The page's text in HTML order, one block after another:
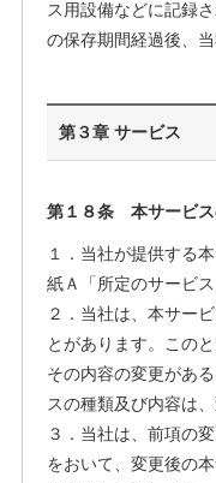
ス用設備などに記録
の保存期間経過後、
第３章 サービス
第１８条 本サービス
１．当社が提供する
紙Ａ「所定のサービ
２．当社は、本サー
とがあります。この
その内容の変更があ
スの種類及び内容は
３．当社は、前項の
をおいて、変更後の